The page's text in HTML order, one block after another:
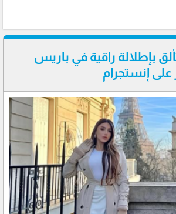
بإطلالة راقية في باريس
إنستجرام